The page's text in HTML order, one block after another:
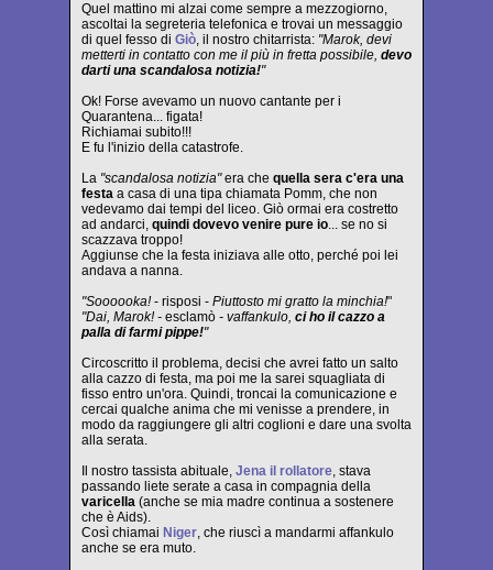
Quel mattino mi alzai come sempre a mezzogiorno,
ascoltai la segreteria telefonica e trovai un messaggio
di quel fesso di Giò, il nostro chitarrista: "Marok, devi
metterti in contatto con me il più in fretta possibile, devo
darti una scandalosa notizia!"
Ok! Forse avevamo un nuovo cantante per i
Quarantena... figata!
Richiamai subito!!!
E fu l'inizio della catastrofe.
La "scandalosa notizia"era che quella sera c'era una
festa a casa di una tipa chiamata Pomm, che non
vedevamo dai tempi del liceo. Giò ormai era costretto
ad andarci, quindi dovevo venire pure io... se no si
scazzava troppo!
Aggiunse che la festa iniziava alle otto, perché poi lei
andava a nanna.
"Soooooka!- risposi - Piuttosto mi gratto la minchia!"
"Dai, Marok! - esclamò - vaffankulo, ci ho il cazzo a
palla di farmi pippe!"
Circoscritto il problema, decisi che avrei fatto un salto
alla cazzo di festa, ma poi me la sarei squagliata di
fisso entro un'ora. Quindi, troncai la comunicazione e
cercai qualche anima che mi venisse a prendere, in
modo da raggiungere gli altri coglioni e dare una svolta
alla serata.
Il nostro tassista abituale, Jena il rollatore, stava
passando liete serate a casa in compagnia della
varicella (anche se mia madre continua a sostenere
che è Aids).
Così chiamai Niger, che riuscì a mandarmi affankulo
anche se era muto.